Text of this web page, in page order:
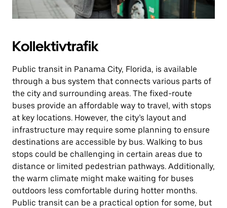
Kollektivtrafik
Public transit in Panama City, Florida, is available
through a bus system that connects various parts of
the city and surrounding areas. The fixed-route
buses provide an affordable way to travel, with stops
at key locations. However, the city’s layout and
infrastructure may require some planning to ensure
destinations are accessible by bus. Walking to bus
stops could be challenging in certain areas due to
distance or limited pedestrian pathways. Additionally,
the warm climate might make waiting for buses
outdoors less comfortable during hotter months.
Public transit can be a practical option for some, but